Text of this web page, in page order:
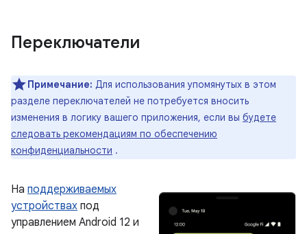
Переключатели
Примечание: Для использования упомянутых в этом
разделе переключателей не потребуется вносить
изменения в логику вашего приложения, если вы будете
следовать рекомендациям по обеспечению
конфиденциальности .
На поддерживаемых
устройствах под
управлением Android 12 и